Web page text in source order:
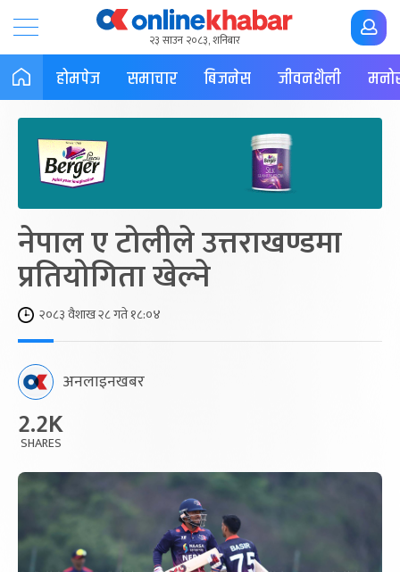
२३ साउन २०८३, शनिबार
होमपेज समाचार बिजनेस जीवनशैली
नेपाल ए टोलीले उत्तराखण्डमा
प्रतियोगिता खेल्ने
२०८३ वैशाख २८ गते १८:०४
अनलाइनखबर
2.2K
SHARES